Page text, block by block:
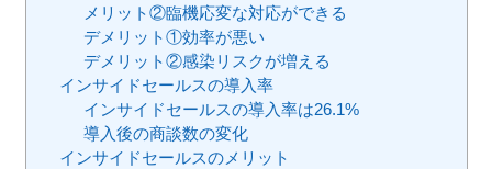
メリット②臨機応変な対応ができる
デメリット①効率が悪い
デメリット②感染リスクが増える
インサイドセールスの導入率
インサイドセールスの導入率は26.1%
導入後の商談数の変化
インサイドセールスのメリット